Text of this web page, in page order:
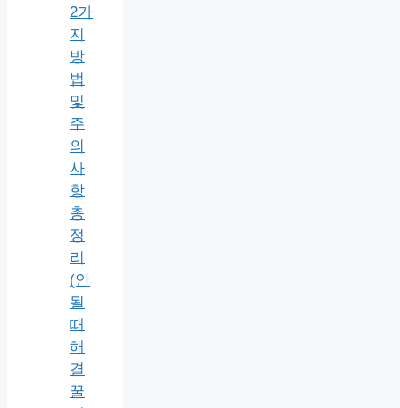
2가
지
방
법
및
주
의
사
항
총
정
리
(안
될
때
해
결
꿀